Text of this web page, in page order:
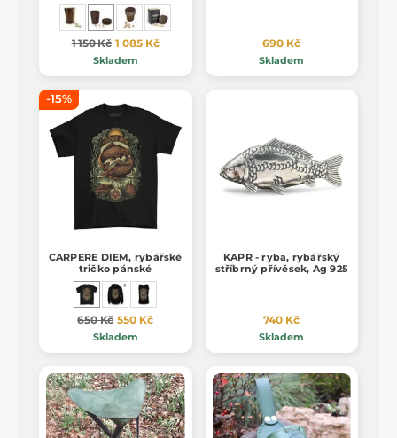
1 150 Kč 1 085 Kč
Skladem
690 Kč
Skladem
-15%
CARPERE DIEM, rybářské
tričko pánské
650 Kč 550 Kč
Skladem
KAPR - ryba, rybářský
stříbrný přívěsek, Ag 925
740 Kč
Skladem